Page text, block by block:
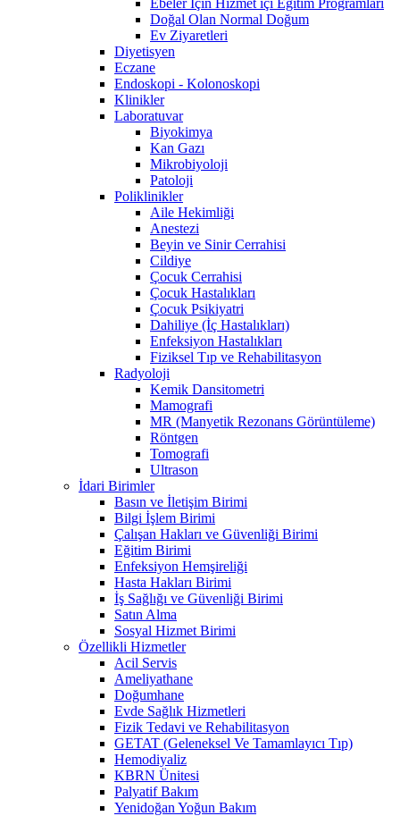
Doğal Olan Normal Doğum
Ev Ziyaretleri
Diyetisyen
Eczane
Endoskopi - Kolonoskopi
Klinikler
Laboratuvar
Biyokimya
Kan Gazı
Mikrobiyoloji
Patoloji
Poliklinikler
Aile Hekimliği
Anestezi
Beyin ve Sinir Cerrahisi
Cildiye
Çocuk Cerrahisi
Çocuk Hastalıkları
Çocuk Psikiyatri
Dahiliye (İç Hastalıkları)
Enfeksiyon Hastalıkları
Fiziksel Tıp ve Rehabilitasyon
Radyoloji
Kemik Dansitometri
Mamografi
MR (Manyetik Rezonans Görüntüleme)
Röntgen
Tomografi
Ultrason
İdari Birimler
Basın ve İletişim Birimi
Bilgi İşlem Birimi
Çalışan Hakları ve Güvenliği Birimi
Eğitim Birimi
Enfeksiyon Hemşireliği
Hasta Hakları Birimi
İş Sağlığı ve Güvenliği Birimi
Satın Alma
Sosyal Hizmet Birimi
Özellikli Hizmetler
Acil Servis
Ameliyathane
Doğumhane
Evde Sağlık Hizmetleri
Fizik Tedavi ve Rehabilitasyon
GETAT (Geleneksel Ve Tamamlayıcı Tıp)
Hemodiyaliz
KBRN Ünitesi
Palyatif Bakım
Yenidoğan Yoğun Bakım